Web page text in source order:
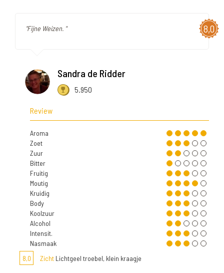
8,0
"Fijne Weizen. "
Sandra de Ridder
5.950
Review
Aroma
Zoet
Zuur
Bitter
Fruitig
Moutig
Kruidig
Body
Koolzuur
Alcohol
Intensit.
Nasmaak
8,0
Zicht Lichtgeel troebel, klein kraagje